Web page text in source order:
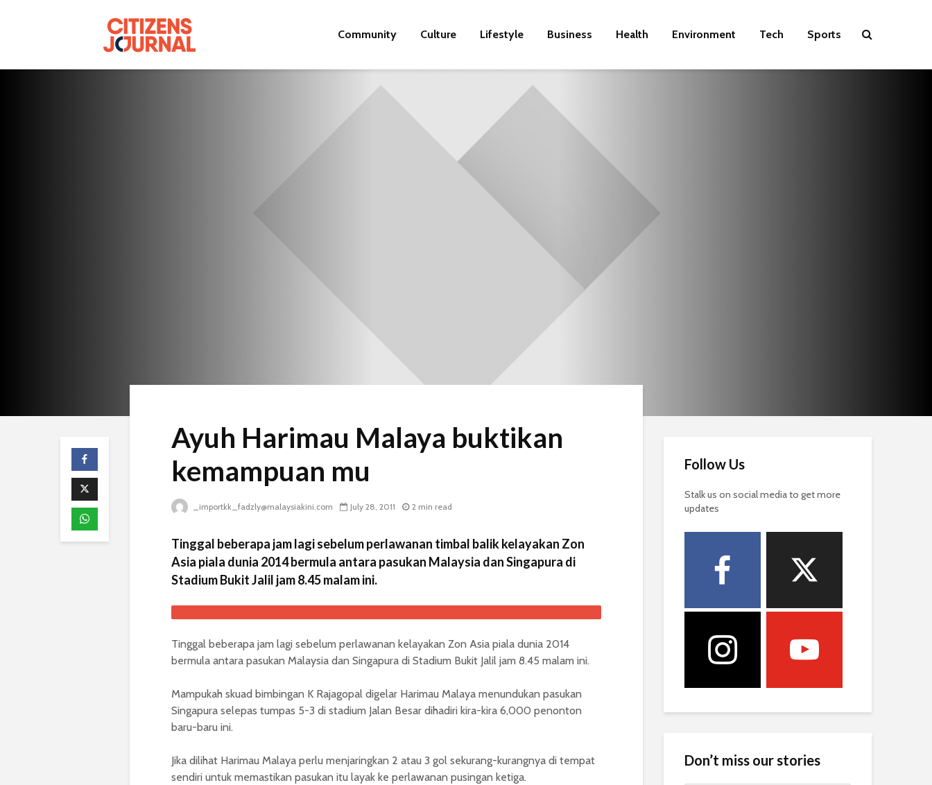
Community Culture Lifestyle Business Health Environment Tech Sports
Ayuh Harimau Malaya buktikan
kemampuan mu
_importkk_fadzly@malaysiakini.com July 28, 2011 2 min read
Tinggal beberapa jam lagi sebelum perlawanan timbal balik kelayakan Zon
Asia piala dunia 2014 bermula antara pasukan Malaysia dan Singapura di
Stadium Bukit Jalil jam 8.45 malam ini.
Tinggal beberapa jam lagi sebelum perlawanan kelayakan Zon Asia piala dunia 2014
bermula antara pasukan Malaysia dan Singapura di Stadium Bukit Jalil jam 8.45 malam ini.
Mampukah skuad bimbingan K Rajagopal digelar Harimau Malaya menundukan pasukan
Singapura selepas tumpas 5-3 di stadium Jalan Besar dihadiri kira-kira 6,000 penonton
baru-baru ini.
Jika dilihat Harimau Malaya perlu menjaringkan 2 atau 3 gol sekurang-kurangnya di tempat
sendiri untuk memastikan pasukan itu layak ke perlawanan pusingan ketiga.
Follow Us
Stalk us on social media to get more
updates
Don’t miss our stories